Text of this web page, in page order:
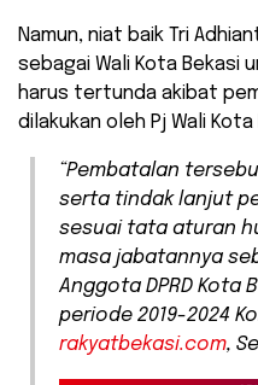
Namun, niat baik Tri
sebagai Wali Kota Bekasi
harus tertunda akibat
dilakukan oleh Pj Wali Kota
“Pembatalan
serta tindak lanjut
sesuai tata aturan
masa jabatannya
Anggota DPRD Kota
periode 2019-2024
rakyatbekasi.com,